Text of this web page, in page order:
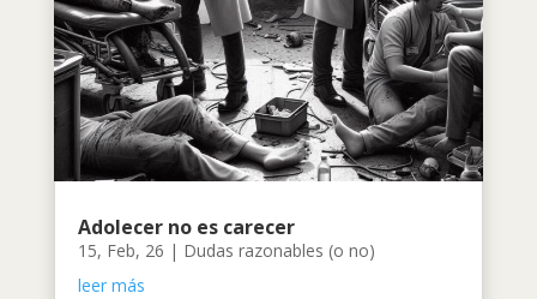
Adolecer no es carecer
15, Feb, 26 | Dudas razonables (o no)
leer más